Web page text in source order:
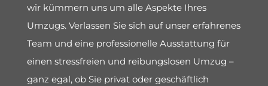
wir kümmern uns um alle Aspekte Ihres
Umzugs. Verlassen Sie sich auf unser erfahrenes
Team und eine professionelle Ausstattung für
einen stressfreien und reibungslosen Umzug –
ganz egal, ob Sie privat oder geschäftlich